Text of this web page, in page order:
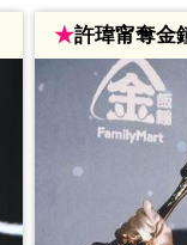
公室發言人黃
獎那天的賴
原因。
★許瑋甯奪金